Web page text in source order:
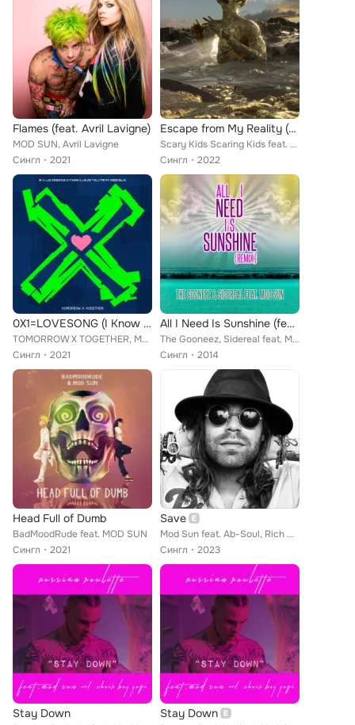
Flames (feat. Avril Lavigne)
MOD SUN, Avril Lavigne
Сингл
2021
Escape from My Reality (feat. MOD SUN)
Scary Kids Scaring Kids feat. MOD SUN
Сингл
2022
0X1=LOVESONG (I Know I Love You) feat. MOD SUN
TOMORROW X TOGETHER, MOD SUN
Сингл
2021
All I Need Is Sunshine (feat. Mod Sun)
The Gooneez, Sidereal feat. Mod Sun
Сингл
2014
Head Full of Dumb
BadMoodRude feat. MOD SUN
Сингл
2021
Save
Mod Sun feat. Ab-Soul, Rich Hil, Metasota
Сингл
2023
Stay Down Stay Down